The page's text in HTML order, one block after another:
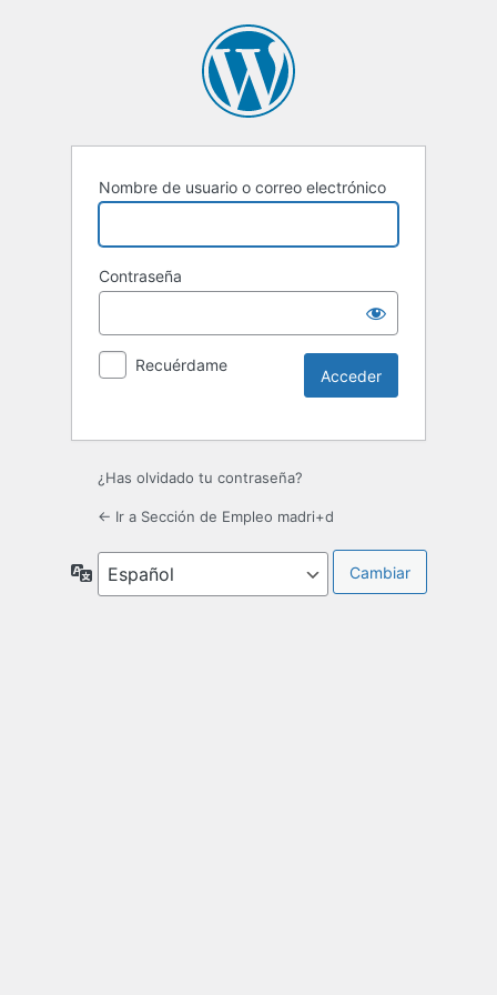
Nombre de usuario o correo electrónico
Contraseña
Recuérdame
¿Has olvidado tu contraseña?
← Ir a Sección de Empleo madri+d
Idioma